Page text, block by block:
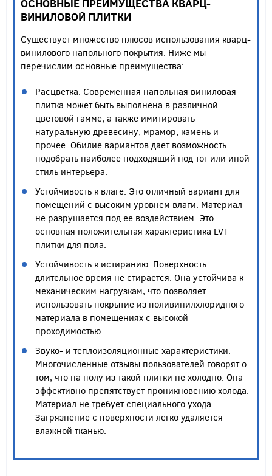
ОСНОВНЫЕ ПРЕИМУЩЕСТВА КВАРЦ-
ВИНИЛОВОЙ ПЛИТКИ
Существует множество плюсов использования кварц-
винилового напольного покрытия. Ниже мы
перечислим основные преимущества:
Расцветка. Современная напольная виниловая
плитка может быть выполнена в различной
цветовой гамме, а также имитировать
натуральную древесину, мрамор, камень и
прочее. Обилие вариантов дает возможность
подобрать наиболее подходящий под тот или иной
стиль интерьера.
Устойчивость к влаге. Это отличный вариант для
помещений с высоким уровнем влаги. Материал
не разрушается под ее воздействием. Это
основная положительная характеристика LVT
плитки для пола.
Устойчивость к истиранию. Поверхность
длительное время не стирается. Она устойчива к
механическим нагрузкам, что позволяет
использовать покрытие из поливинилхлоридного
материала в помещениях с высокой
проходимостью.
Звуко- и теплоизоляционные характеристики.
Многочисленные отзывы пользователей говорят о
том, что на полу из такой плитки не холодно. Она
эффективно препятствует проникновению холода.
Материал не требует специального ухода.
Загрязнение с поверхности легко удаляется
влажной тканью.